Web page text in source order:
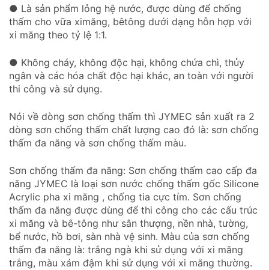
● Là sản phẩm lỏng hệ nước, được dùng để chống
thấm cho vữa ximăng, bêtông dưới dạng hỗn hợp với
xi măng theo tỷ lệ 1:1.
● Không cháy, không độc hại, không chứa chì, thủy
ngân và các hóa chất độc hại khác, an toàn với người
thi công và sử dụng.
Nói về dòng sơn chống thấm thì JYMEC sản xuất ra 2
dòng sơn chống thấm chất lượng cao đó là: sơn chống
thấm đa năng và sơn chống thấm màu.
Sơn chống thấm đa năng: Sơn chống thấm cao cấp đa
năng JYMEC là loại sơn nước chống thấm gốc Silicone
Acrylic pha xi măng , chống tia cực tím. Sơn chống
thấm đa năng được dùng để thi công cho các cấu trúc
xi măng và bê-tông như sân thượng, nền nhà, tường,
bể nước, hồ bơi, sàn nhà vệ sinh. Màu của sơn chống
thấm đa năng là: trắng ngà khi sử dụng với xi măng
trắng, màu xám đậm khi sử dụng với xi măng thường.